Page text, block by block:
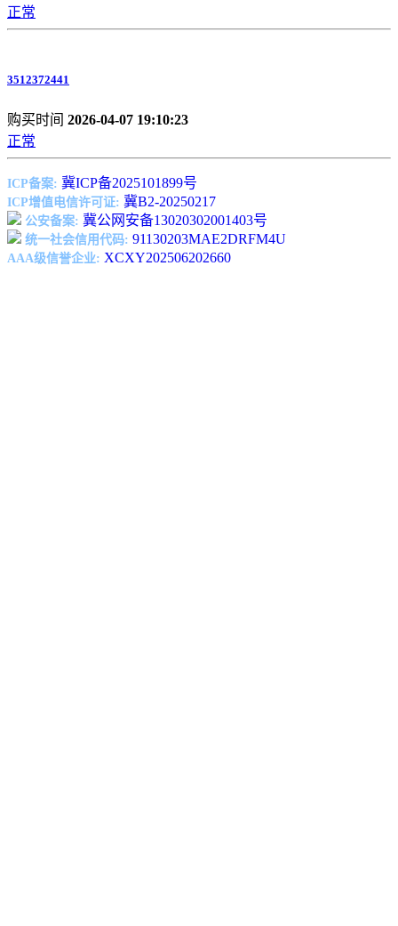
正常
3512372441
购买时间 2026-04-07 19:10:23
正常
ICP备案: 冀ICP备2025101899号
ICP增值电信许可证: 冀B2-20250217
公安备案: 冀公网安备13020302001403号
统一社会信用代码: 91130203MAE2DRFM4U
AAA级信誉企业: XCXY202506202660